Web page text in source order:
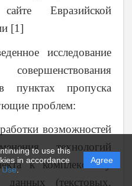
to use this
in accordance
.
Agree
Евразийской
[1]
исследование
пунктах пропуска
проблем:
возможностей
технологий
к комплексному
данных (текстовых,